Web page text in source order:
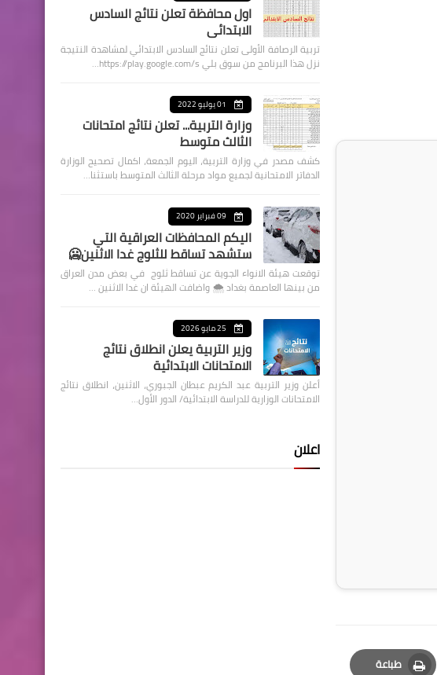
طباعة
اول محافظة تعلن نتائج السادس
الابتدائي
تربية الرصافة الأولى تعلن نتائج السادس الابتدائي لمشاهدة النتيجة
نزل هذا البرنامج من سوق بلي https://play.google.com/s…
01 يوليو 2022
وزارة التربية... تعلن نتائج امتحانات
الثالث متوسط
كشف مصدر في وزارة التربية، اليوم الجمعة، اكمال تصحيح الوزارة
الدفاتر الامتحانية لجميع مواد مرحلة الثالث المتوسط باستثنا…
09 فبراير 2020
اليكم المحافظات العراقية التي
ستشهد تساقط للثلوج غدا الاثنين🥶
توقعت هيئة الانواء الجوية عن تساقط ثلوج في بعض مدن العراق
من بينها العاصمة بغداد ⁦🌨️⁩ واضافت الهيئة ان غدا الاثنين …
25 مايو 2026
وزير التربية يعلن انطلاق نتائج
الامتحانات الابتدائية
أعلن وزير التربية عبد الكريم عبطان الجبوري، الاثنين، انطلاق نتائج
الامتحانات الوزارية للدراسة الابتدائية/ الدور الأول…
اعلان